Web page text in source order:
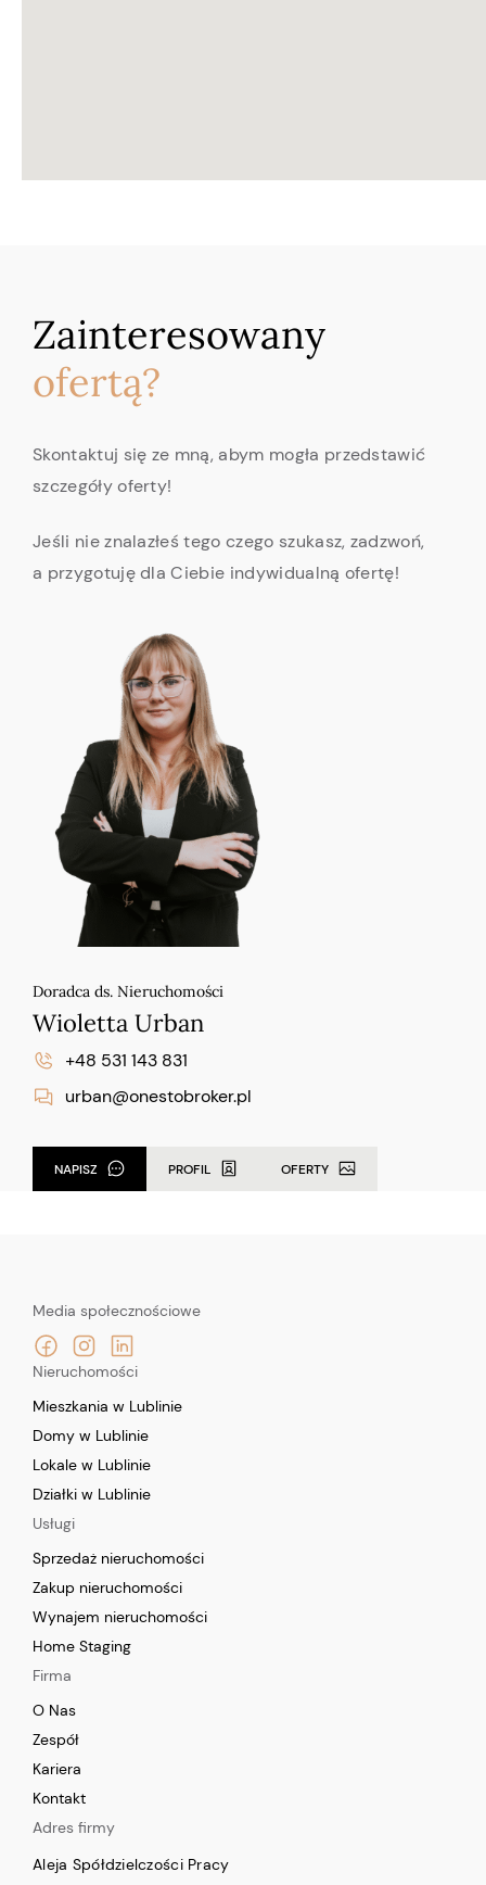
Zainteresowany
ofertą?
Skontaktuj się ze mną, abym mogła przedstawić
szczegóły oferty!
Jeśli nie znalazłeś tego czego szukasz, zadzwoń,
a przygotuję dla Ciebie indywidualną ofertę!
Doradca ds. Nieruchomości
Wioletta Urban
+48 531 143 831
urban@onestobroker.pl
NAPISZ PROFIL OFERTY
Media społecznościowe
Adres firmy
Aleja Spółdzielczości Pracy
Nieruchomości
Mieszkania w Lublinie
Domy w Lublinie
Lokale w Lublinie
Działki w Lublinie
Usługi
Sprzedaż nieruchomości
Zakup nieruchomości
Wynajem nieruchomości
Home Staging
Firma
O Nas
Zespół
Kariera
Kontakt